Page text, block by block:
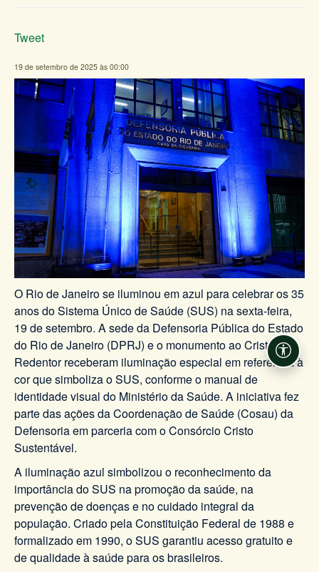
Tweet
19 de setembro de 2025 às 00:00
O Rio de Janeiro se iluminou em azul para celebrar os 35
anos do Sistema Único de Saúde (SUS) na sexta-feira,
19 de setembro. A sede da Defensoria Pública do Estado
do Rio de Janeiro (DPRJ) e o monumento ao Cristo
Redentor receberam iluminação especial em referência à
cor que simboliza o SUS, conforme o manual de
identidade visual do Ministério da Saúde. A iniciativa fez
parte das ações da Coordenação de Saúde (Cosau) da
Defensoria em parceria com o Consórcio Cristo
Sustentável.
A iluminação azul simbolizou o reconhecimento da
importância do SUS na promoção da saúde, na
prevenção de doenças e no cuidado integral da
população. Criado pela Constituição Federal de 1988 e
formalizado em 1990, o SUS garantiu acesso gratuito e
de qualidade à saúde para os brasileiros.